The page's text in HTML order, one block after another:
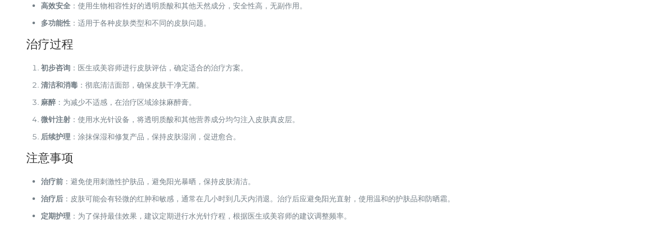
高效安全 ：使用生物相容性好的透明质酸和其他天然成分，安全性高，无副作用。
多功能性 ：适用于各种皮肤类型和不同的皮肤问题。
治疗过程
初步咨询 ：医生或美容师进行皮肤评估，确定适合的治疗方案。
清洁和消毒 ：彻底清洁面部，确保皮肤干净无菌。
麻醉 ：为减少不适感，在治疗区域涂抹麻醉膏。
微针注射 ：使用水光针设备，将透明质酸和其他营养成分均匀注入皮肤真皮层。
后续护理 ：涂抹保湿和修复产品，保持皮肤湿润，促进愈合。
注意事项
治疗前 ：避免使用刺激性护肤品，避免阳光暴晒，保持皮肤清洁。
治疗后 ：皮肤可能会有轻微的红肿和敏感，通常在几小时到几天内消退。治疗后应避免阳光直射，使用温和的护肤品和防晒霜。
定期护理 ：为了保持最佳效果，建议定期进行水光针疗程，根据医生或美容师的建议调整频率。